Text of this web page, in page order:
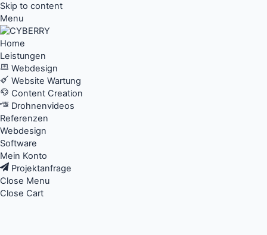
Skip to content
Menu
Home
Leistungen
Webdesign
Website Wartung
Content Creation
Drohnenvideos
Referenzen
Webdesign
Software
Mein Konto
Projektanfrage
Close Menu
Close Cart